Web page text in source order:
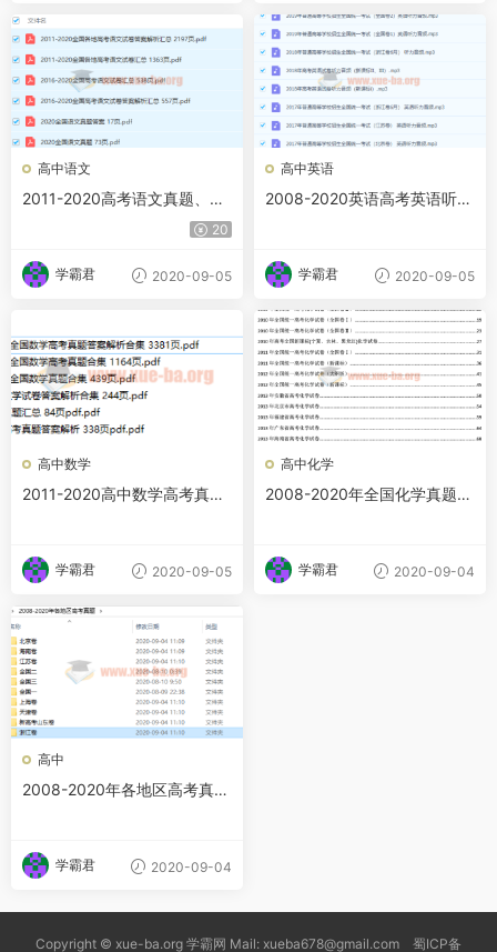
高中语文
2011-2020高考语文真题、真
题解析打印版集合百度网盘下
20
学霸君 2020-09-05
高中英语
2008-2020英语高考英语听力
学霸君 2020-09-05
高中数学
2011-2020高中数学高考真
学霸君 2020-09-05
高中化学
2008-2020年全国化学真题汇
学霸君 2020-09-04
高中
2008-2020年各地区高考真题
学霸君 2020-09-04
Copyright © xue-ba.org 学霸网 Mail: xueba678@gmail.com 蜀ICP备